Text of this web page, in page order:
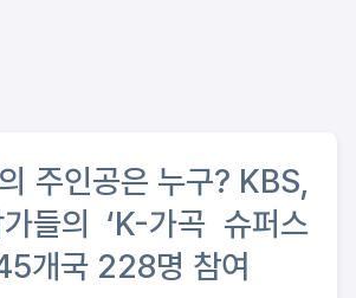
의 주인공은 누구? KBS,
들의 ‘K-가곡 슈퍼스
개국 228명 참여